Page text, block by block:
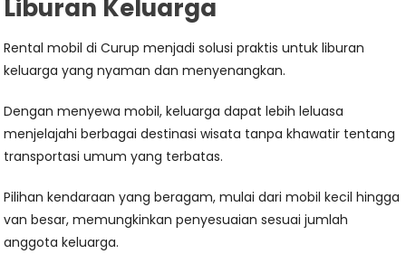
Liburan Keluarga
Rental mobil di Curup menjadi solusi praktis untuk liburan
keluarga yang nyaman dan menyenangkan.
Dengan menyewa mobil, keluarga dapat lebih leluasa
menjelajahi berbagai destinasi wisata tanpa khawatir tentang
transportasi umum yang terbatas.
Pilihan kendaraan yang beragam, mulai dari mobil kecil hingga
van besar, memungkinkan penyesuaian sesuai jumlah
anggota keluarga.